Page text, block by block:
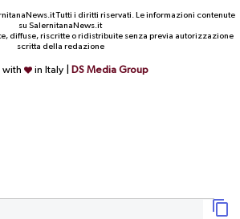
Tutti i diritti riservati. Le informazioni contenute
su SalernitanaNews.it
diffuse, riscritte o ridistribuite senza previa autorizzazione
scritta della redazione
with in Italy | DS Media Group